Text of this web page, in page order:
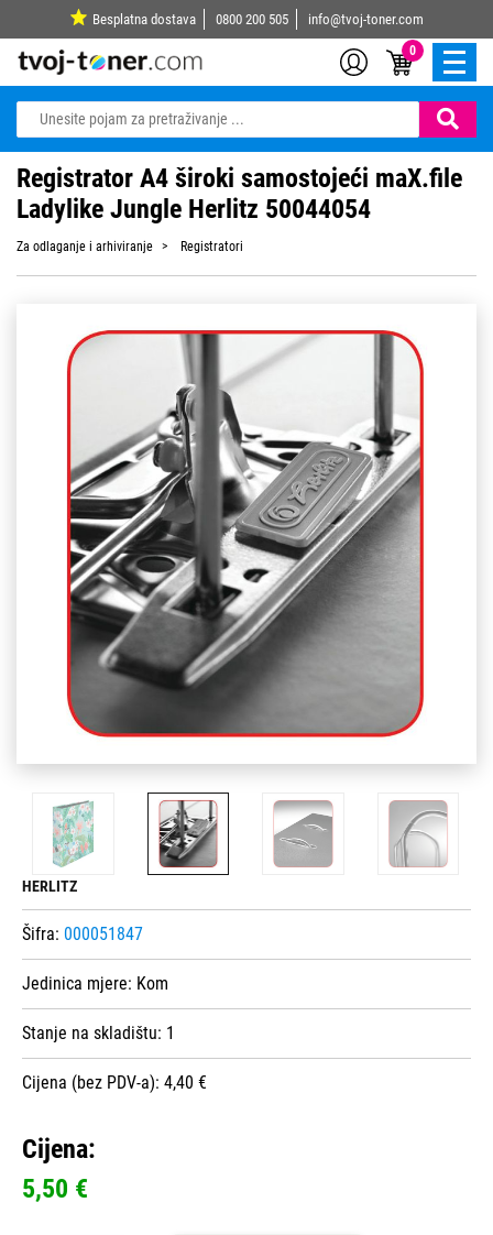
Besplatna dostava 0800 200 505 info@tvoj-toner.com
0
Registrator A4 široki samostojeći maX.file
Ladylike Jungle Herlitz 50044054
Za odlaganje i arhiviranje Registratori
HERLITZ
Šifra: 000051847
Jedinica mjere: Kom
Stanje na skladištu: 1
Cijena (bez PDV-a): 4,40 €
Cijena:
5,50 €